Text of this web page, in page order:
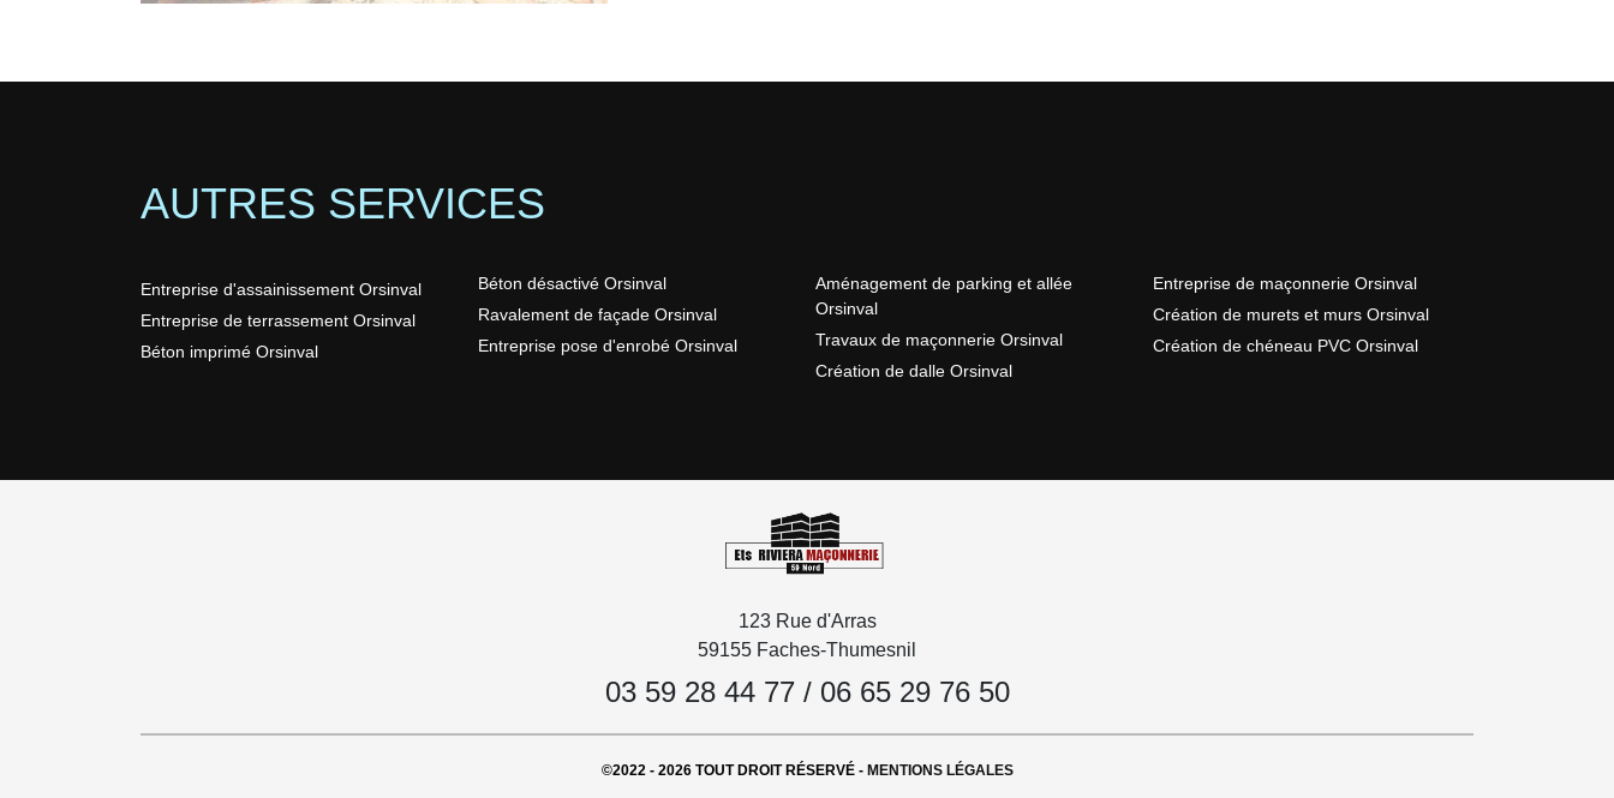
AUTRES SERVICES
Entreprise d'assainissement Orsinval
Entreprise de terrassement Orsinval
Béton imprimé Orsinval
Béton désactivé Orsinval
Ravalement de façade Orsinval
Entreprise pose d'enrobé Orsinval
Aménagement de parking et allée
Orsinval
Travaux de maçonnerie Orsinval
Création de dalle Orsinval
Entreprise de maçonnerie Orsinval
Création de murets et murs Orsinval
Création de chéneau PVC Orsinval
123 Rue d'Arras
59155 Faches-Thumesnil
03 59 28 44 77/ 06 65 29 76 50
©2022 - 2026 TOUT DROIT RÉSERVÉ - MENTIONS LÉGALES